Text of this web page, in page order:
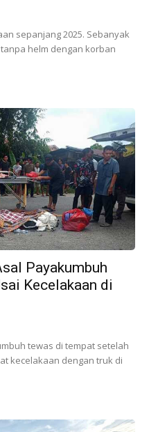
sepanjang 2025. Sebanyak
helm dengan korban
Payakumbuh
Kecelakaan di
tewas di tempat setelah
kecelakaan dengan truk di